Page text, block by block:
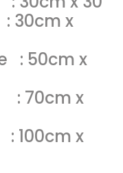
x
: 50cm x
70cm x
x